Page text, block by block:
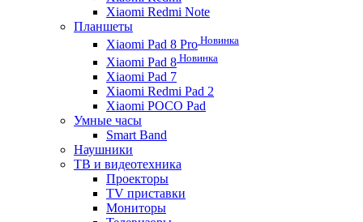
Xiaomi Redmi Note
Планшеты
Xiaomi Pad 8 Pro Новинка
Xiaomi Pad 8 Новинка
Xiaomi Pad 7
Xiaomi Redmi Pad 2
Xiaomi POCO Pad
Умные часы
Smart Band
Наушники
ТВ и видеотехника
Проекторы
TV приставки
Мониторы